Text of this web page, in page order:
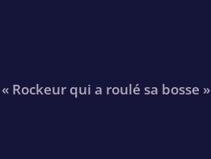
Rockeur qui a roulé sa bosse »